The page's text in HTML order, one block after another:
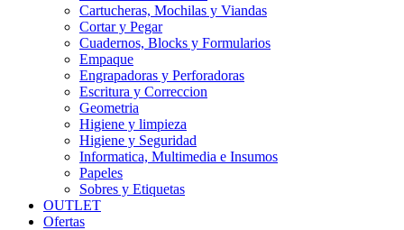
Cartucheras, Mochilas y Viandas
Cortar y Pegar
Cuadernos, Blocks y Formularios
Empaque
Engrapadoras y Perforadoras
Escritura y Correccion
Geometria
Higiene y limpieza
Higiene y Seguridad
Informatica, Multimedia e Insumos
Papeles
Sobres y Etiquetas
OUTLET
Ofertas